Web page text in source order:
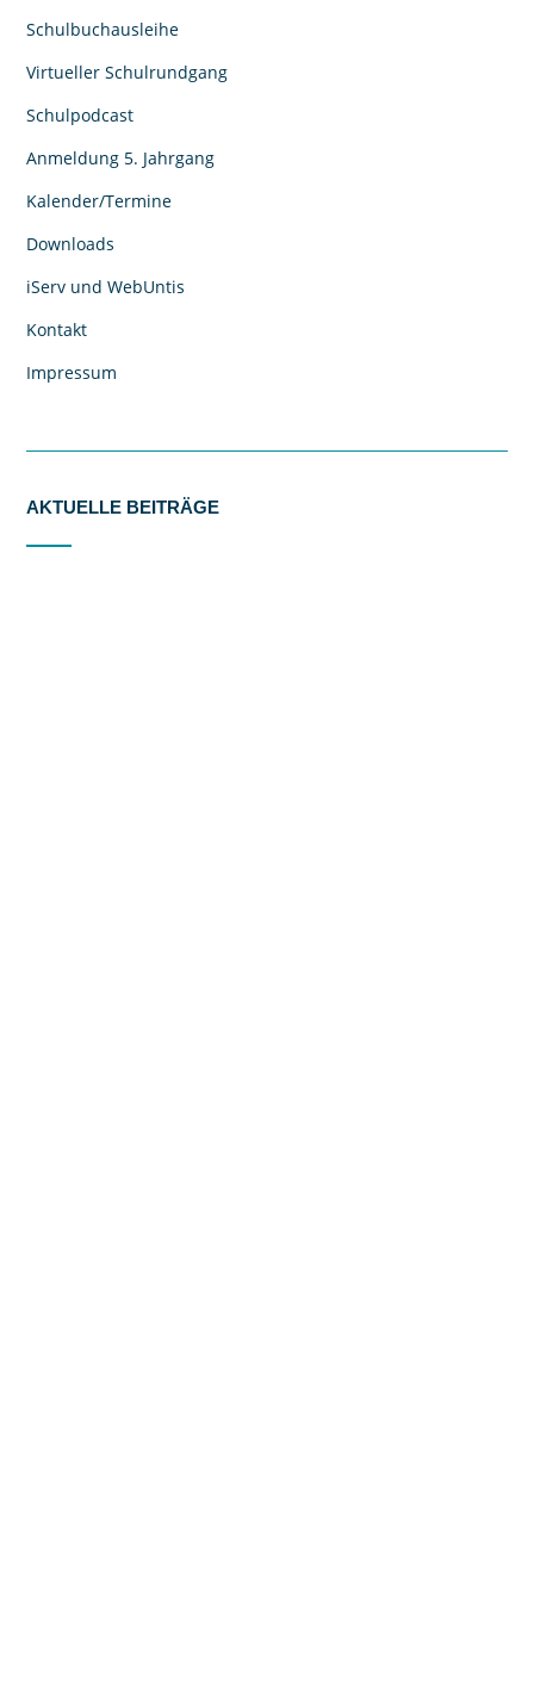
Schulbuchausleihe
Virtueller Schulrundgang
Schulpodcast
Anmeldung 5. Jahrgang
Kalender/Termine
Downloads
iServ und WebUntis
Kontakt
Impressum
AKTUELLE BEITRÄGE